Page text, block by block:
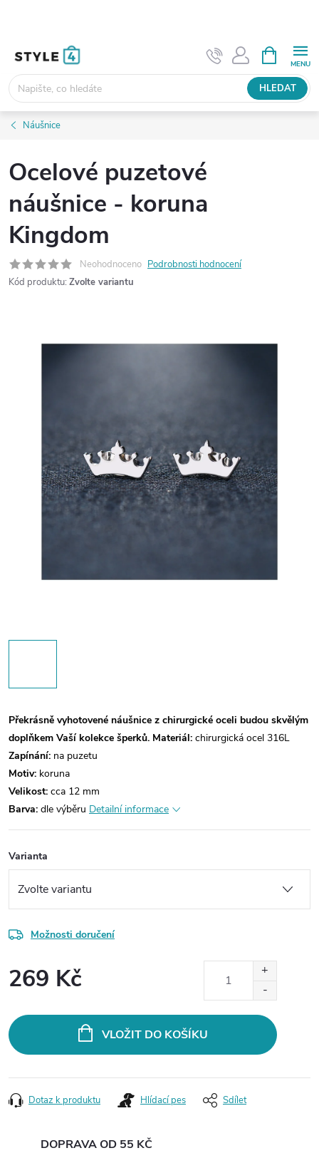
HLEDAT
NÁKUPNÍ
KOŠÍK
Náušnice
Ocelové puzetové
náušnice - koruna
Kingdom
Neohodnoceno Podrobnosti hodnocení
Kód produktu: Zvolte variantu
Překrásně vyhotovené náušnice z chirurgické oceli budou skvělým
doplňkem Vaší kolekce šperků. Materiál: chirurgická ocel 316L
Zapínání: na puzetu
Motiv: koruna
Velikost: cca 12 mm
Barva: dle výběru Detailní informace
Varianta
Možnosti doručení
269 Kč
VLOŽIT DO KOŠÍKU
Dotaz k produktu Hlídací pes Sdílet
DOPRAVA OD 55 KČ